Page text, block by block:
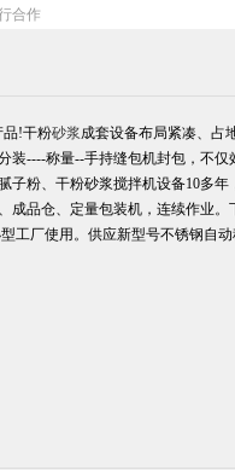
合作
品!干粉砂浆成套设备布局紧凑、占
----称量--手持缝包机封包，不
粉、干粉砂浆搅拌机设备10多
成品仓、定量包装机，连续作业
工厂使用。供应新型号不锈钢自